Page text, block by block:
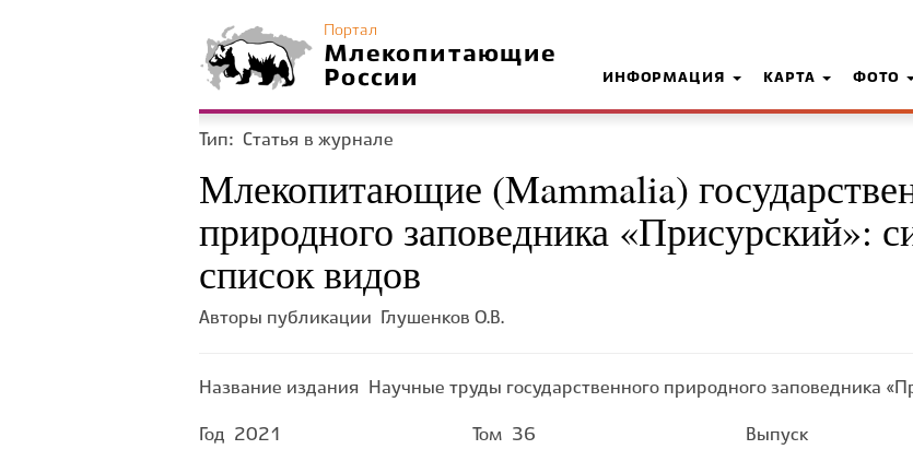
Портал
Млекопитающие
России
ИНФОРМАЦИЯ КАРТА ФОТО
Тип: Статья в журнале
Млекопитающие (Mammalia)
природного заповедника «Присурский»:
список видов
Авторы публикации Глушенков О.В.
Название издания Научные труды государственного природного заповедника
Год 2021 Том 36 Выпуск